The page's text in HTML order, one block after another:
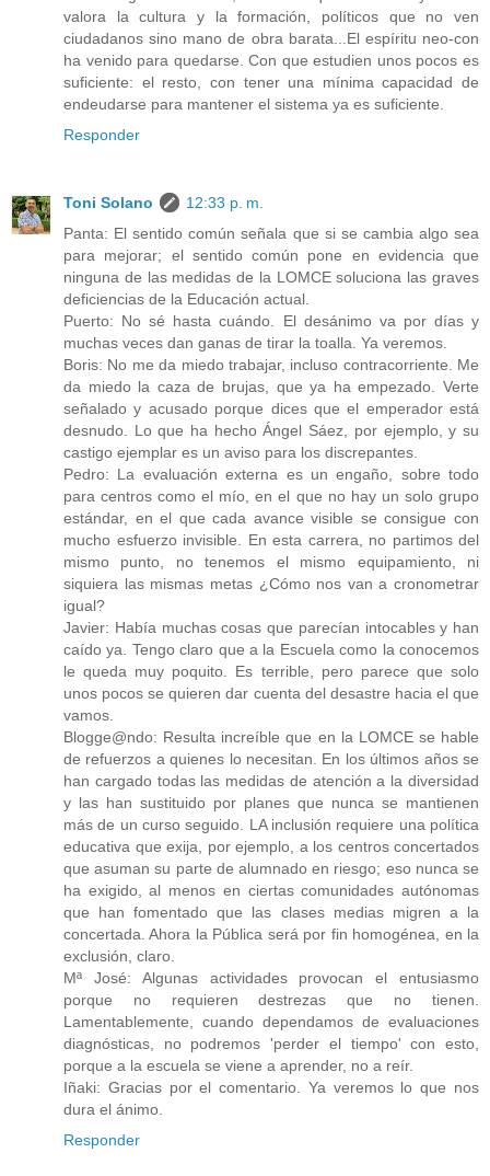
valora la cultura y la formación, políticos que no ven
ciudadanos sino mano de obra barata...El espíritu neo-con
ha venido para quedarse. Con que estudien unos pocos es
suficiente: el resto, con tener una mínima capacidad de
endeudarse para mantener el sistema ya es suficiente.
Responder
Toni Solano
12:33 p. m.
Panta: El sentido común señala que si se cambia algo sea
para mejorar; el sentido común pone en evidencia que
ninguna de las medidas de la LOMCE soluciona las graves
deficiencias de la Educación actual.
Puerto: No sé hasta cuándo. El desánimo va por días y
muchas veces dan ganas de tirar la toalla. Ya veremos.
Boris: No me da miedo trabajar, incluso contracorriente. Me
da miedo la caza de brujas, que ya ha empezado. Verte
señalado y acusado porque dices que el emperador está
desnudo. Lo que ha hecho Ángel Sáez, por ejemplo, y su
castigo ejemplar es un aviso para los discrepantes.
Pedro: La evaluación externa es un engaño, sobre todo
para centros como el mío, en el que no hay un solo grupo
estándar, en el que cada avance visible se consigue con
mucho esfuerzo invisible. En esta carrera, no partimos del
mismo punto, no tenemos el mismo equipamiento, ni
siquiera las mismas metas ¿Cómo nos van a cronometrar
igual?
Javier: Había muchas cosas que parecían intocables y han
caído ya. Tengo claro que a la Escuela como la conocemos
le queda muy poquito. Es terrible, pero parece que solo
unos pocos se quieren dar cuenta del desastre hacia el que
vamos.
Blogge@ndo: Resulta increíble que en la LOMCE se hable
de refuerzos a quienes lo necesitan. En los últimos años se
han cargado todas las medidas de atención a la diversidad
y las han sustituido por planes que nunca se mantienen
más de un curso seguido. LA inclusión requiere una política
educativa que exija, por ejemplo, a los centros concertados
que asuman su parte de alumnado en riesgo; eso nunca se
ha exigido, al menos en ciertas comunidades autónomas
que han fomentado que las clases medias migren a la
concertada. Ahora la Pública será por fin homogénea, en la
exclusión, claro.
Mª José: Algunas actividades provocan el entusiasmo
porque no requieren destrezas que no tienen.
Lamentablemente, cuando dependamos de evaluaciones
diagnósticas, no podremos 'perder el tiempo' con esto,
porque a la escuela se viene a aprender, no a reír.
Iñaki: Gracias por el comentario. Ya veremos lo que nos
dura el ánimo.
Responder